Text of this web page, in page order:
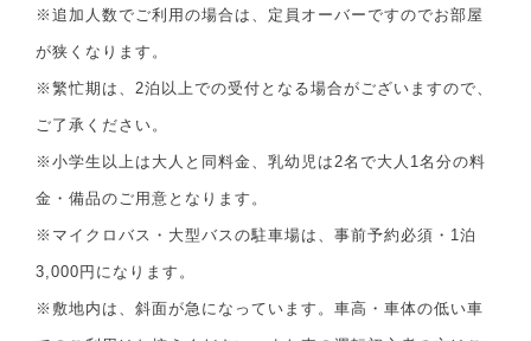
※追加人数でご利用の場合は、定員オーバーですのでお部屋
が狭くなります。
※繁忙期は、2泊以上での受付となる場合がございますので、
ご了承ください。
※小学生以上は大人と同料金、乳幼児は2名で大人1名分の料
金・備品のご用意となります。
※マイクロバス・大型バスの駐車場は、事前予約必須・1泊
3,000円になります。
※敷地内は、斜面が急になっています。車高・車体の低い車